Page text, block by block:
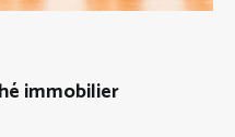
immobilier